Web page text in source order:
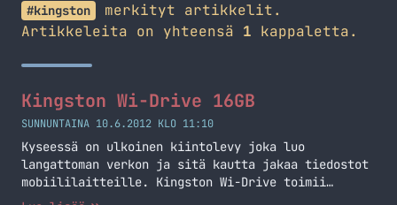
#kingston
merkityt artikkelit.
Artikkeleita on yhteensä 1 kappaletta.
Kingston Wi-Drive 16GB
SUNNUNTAINA 10.6.2012 KLO 11:10
Kyseessä on ulkoinen kiintolevy joka luo
langattoman verkon ja sitä kautta jakaa tiedostot
mobiililaitteille. Kingston Wi-Drive toimii
iPadin, iPhonen, iPod Touchin, Android laitteiden